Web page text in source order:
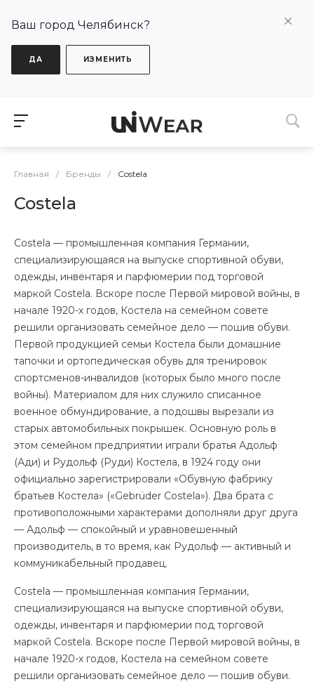
Ваш город Челябинск?
ДА ИЗМЕНИТЬ
Главная / Бренды / Costela
Costela
Costela — промышленная компания Германии,
специализирующаяся на выпуске спортивной обуви,
одежды, инвентаря и парфюмерии под торговой
маркой Costela. Вскоре после Первой мировой войны, в
начале 1920-х годов, Костела на семейном совете
решили организовать семейное дело — пошив обуви.
Первой продукцией семьи Костела были домашние
тапочки и ортопедическая обувь для тренировок
спортсменов-инвалидов (которых было много после
войны). Материалом для них служило списанное
военное обмундирование, а подошвы вырезали из
старых автомобильных покрышек. Основную роль в
этом семейном предприятии играли братья Адольф
(Ади) и Рудольф (Руди) Костела, в 1924 году они
официально зарегистрировали «Обувную фабрику
братьев Костела» («Gebrüder Costela»). Два брата с
противоположными характерами дополняли друг друга
— Адольф — спокойный и уравновешенный
производитель, в то время, как Рудольф — активный и
коммуникабельный продавец.
Costela — промышленная компания Германии,
специализирующаяся на выпуске спортивной обуви,
одежды, инвентаря и парфюмерии под торговой
маркой Costela. Вскоре после Первой мировой войны, в
начале 1920-х годов, Костела на семейном совете
решили организовать семейное дело — пошив обуви.